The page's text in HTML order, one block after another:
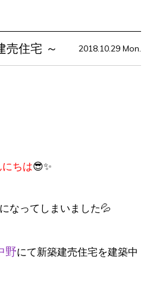
売住宅 ～ 2018.10.29 Mon.
にちは😎✨
なってしまいました💦
野にて新築建売住宅を建築中